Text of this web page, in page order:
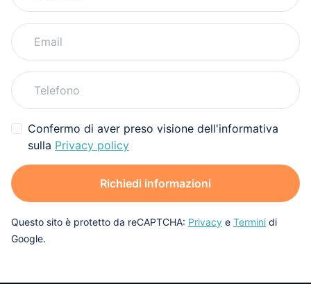
Confermo di aver preso visione dell'informativa
sulla Privacy policy
Richiedi informazioni
Questo sito è protetto da reCAPTCHA: Privacy e Termini di
Google.